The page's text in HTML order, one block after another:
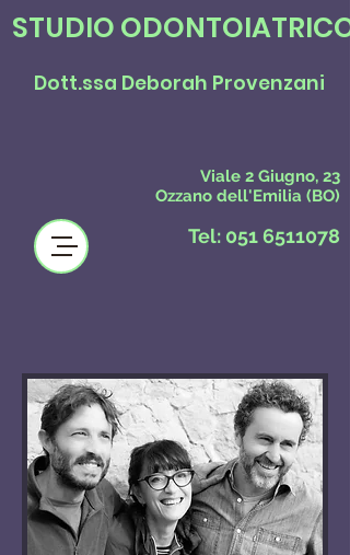
STUDIO ODONTOIATRICO
Dott.ssa Deborah Provenzani
Viale 2 Giugno, 23
Ozzano dell'Emilia (BO)
Tel: 051 6511078